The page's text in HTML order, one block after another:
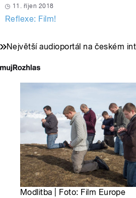
11. říjen 2018
Reflexe: Film!
Největší audioportál na českém
Modlitba | Foto: Film Europe